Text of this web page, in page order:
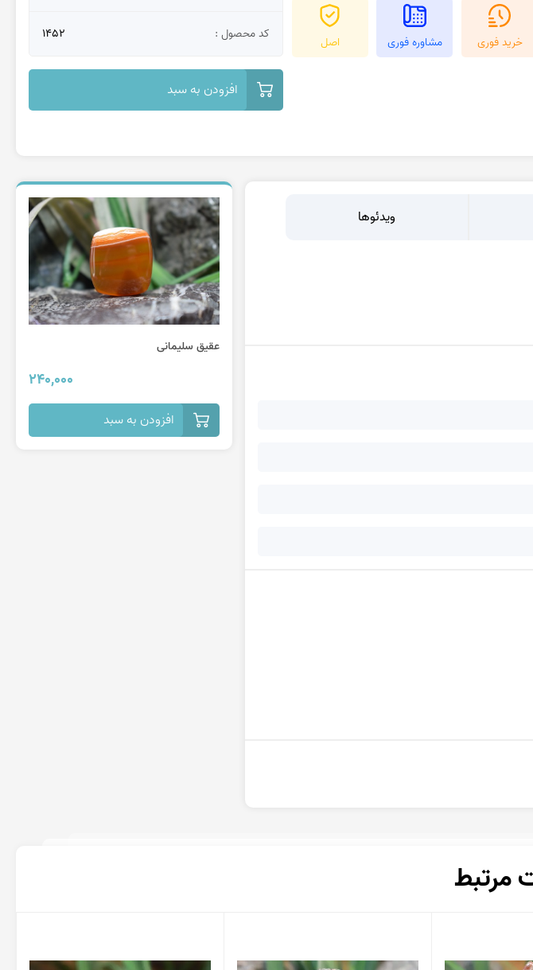
عقیق اتشینخرید فوری مشاوره فوری اصل کد محصول : 1452
افزودن به سبد
ویدئوها
عقیق سلیمانی
240,000
افزودن به سبد
مرتبط